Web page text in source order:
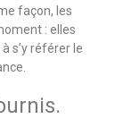
façon, les
: elles
s’y référer le